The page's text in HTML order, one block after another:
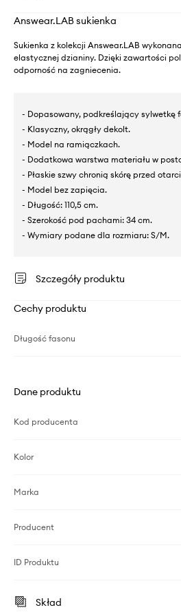
Answear.LAB sukienka
Sukienka z kolekcji Answear.LAB
elastycznej dzianiny. Dzięki zawartości
odporność na zagniecenia.
- Dopasowany, podkreślający sylwetkę
- Klasyczny, okrągły dekolt.
- Model na ramiączkach.
- Dodatkowa warstwa materiału w
- Płaskie szwy chronią skórę przed
- Model bez zapięcia.
- Długość: 110,5 cm.
- Szerokość pod pachami: 34 cm.
- Wymiary podane dla rozmiaru: S/M.
Szczegóły produktu
Cechy produktu
Długość fasonu
Dane produktu
Kod producenta
Kolor
Marka
Producent
ID Produktu
Skład